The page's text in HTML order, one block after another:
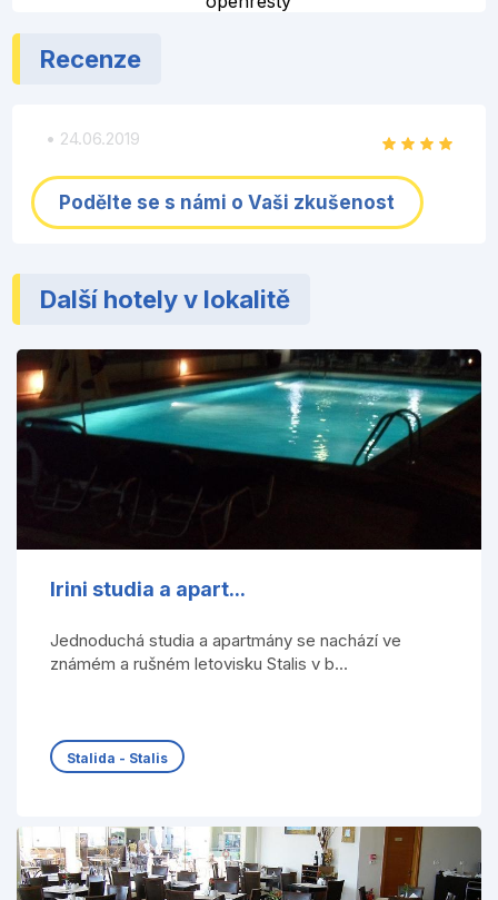
Recenze
• 24.06.2019
Podělte se s námi o Vaši zkušenost
Další hotely v lokalitě
Irini studia a apart...
Jednoduchá studia a apartmány se nachází ve
známém a rušném letovisku Stalis v b...
Stalida - Stalis